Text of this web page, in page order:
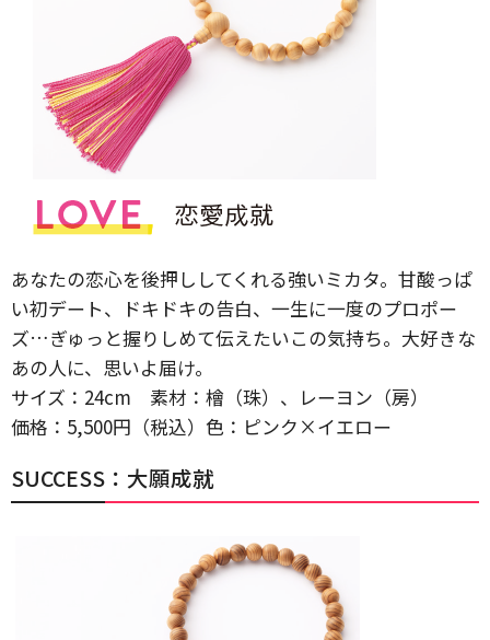
あなたの恋心を後押ししてくれる強いミカタ。甘酸っぱ
い初デート、ドキドキの告白、一生に一度のプロポー
ズ…ぎゅっと握りしめて伝えたいこの気持ち。大好きな
あの人に、思いよ届け。
サイズ：24cm 素材：檜（珠）、レーヨン（房）
価格：5,500円（税込）色：ピンク×イエロー
SUCCESS：大願成就